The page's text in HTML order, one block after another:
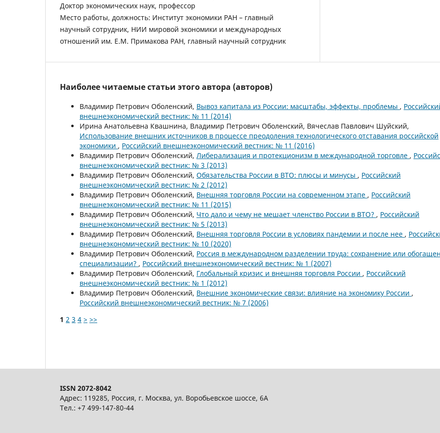
Доктор экономических наук, профессор
Место работы, должность: Институт экономики РАН – главный
научный сотрудник, НИИ мировой экономики и международных
отношений им. Е.М. Примакова РАН, главный научный сотрудник
Наиболее читаемые статьи этого автора (авторов)
Владимир Петрович Оболенский, Вывоз капитала из России: масштабы, эффекты, проблемы ,
внешнеэкономический вестник: № 11 (2014)
Ирина Анатольевна Квашнина, Владимир Петрович Оболенский, Вячеслав Павлович Шуйский,
Использование внешних источников в процессе преодоления технологического отставания российской
экономики , Российский внешнеэкономический вестник: № 11 (2016)
Владимир Петрович Оболенский, Либерализация и протекционизм в международной торговле ,
внешнеэкономический вестник: № 3 (2013)
Владимир Петрович Оболенский, Обязательства России в ВТО: плюсы и минусы , Российский
внешнеэкономический вестник: № 2 (2012)
Владимир Петрович Оболенский, Внешняя торговля России на современном этапе , Российский
внешнеэкономический вестник: № 11 (2015)
Владимир Петрович Оболенский, Что дало и чему не мешает членство России в ВТО? , Российский
внешнеэкономический вестник: № 5 (2013)
Владимир Петрович Оболенский, Внешняя торговля России в условиях пандемии и после нее ,
внешнеэкономический вестник: № 10 (2020)
Владимир Петрович Оболенский, Россия в международном разделении труда: сохранение или
специализации? , Российский внешнеэкономический вестник: № 1 (2007)
Владимир Петрович Оболенский, Глобальный кризис и внешняя торговля России , Российский
внешнеэкономический вестник: № 1 (2012)
Владимир Петрович Оболенский, Внешние экономические связи: влияние на экономику России ,
Российский внешнеэкономический вестник: № 7 (2006)
1 2 3 4 > >>
ISSN 2072-8042
Адрес: 119285, Россия, г. Москва, ул. Воробьевское шоссе, 6А
Тел.: +7 499-147-80-44